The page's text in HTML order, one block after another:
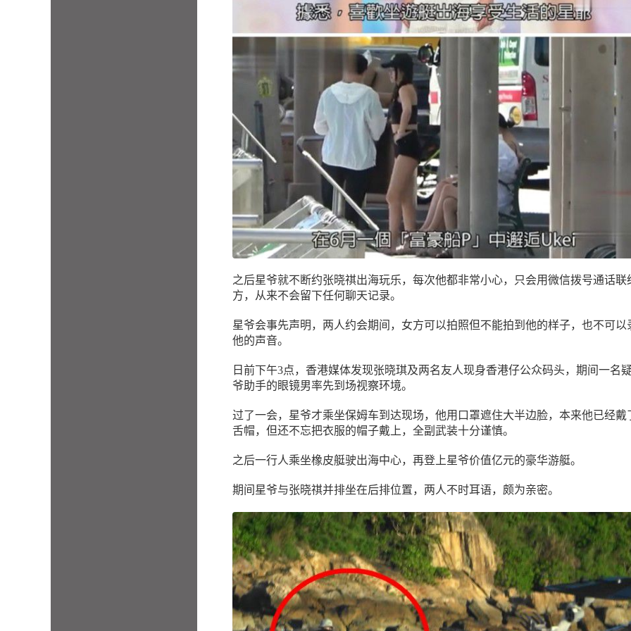
之后星爷就不断约张晓祺出海玩乐，每次他都非常小心，只会用微信拨号通话联
方，从来不会留下任何聊天记录。
星爷会事先声明，两人约会期间，女方可以拍照但不能拍到他的样子，也不可以
他的声音。
日前下午3点，香港媒体发现张晓琪及两名友人现身香港仔公众码头，期间一名
爷助手的眼镜男率先到场视察环境。
过了一会，星爷才乘坐保姆车到达现场，他用口罩遮住大半边脸，本来他已经戴
舌帽，但还不忘把衣服的帽子戴上，全副武装十分谨慎。
之后一行人乘坐橡皮艇驶出海中心，再登上星爷价值亿元的豪华游艇。
期间星爷与张晓祺并排坐在后排位置，两人不时耳语，颇为亲密。